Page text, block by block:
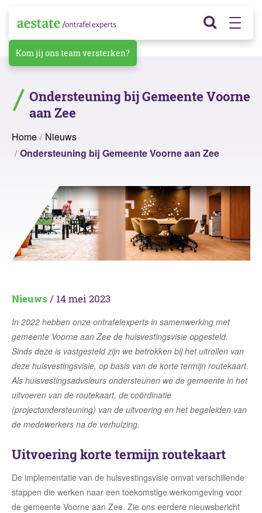
Kom jij ons team versterken?
Ondersteuning bij Gemeente Voorne
aan Zee
Home
Nieuws
Ondersteuning bij Gemeente Voorne aan Zee
Nieuws / 14 mei 2023
In 2022 hebben onze ontrafelexperts in samenwerking met
gemeente Voorne aan Zee de huisvestingsvisie opgesteld.
Sinds deze is vastgesteldzijn we betrokken bij het uitrollen van
deze huisvestingsvisie, op basis van de korte termijn routekaart.
Als huisvestingsadvsieurs ondersteunen we de gemeente in het
uitvoeren van de routekaart, de coördinatie
(projectondersteuning) van de uitvoering en het begeleiden van
de medewerkers na de verhuizing.
Uitvoering korte termijn routekaart
De implementatie van de huisvestingsvisie omvat verschillende
stappen die werken naar een toekomstige werkomgeving voor
de gemeente Voorne aan Zee. Zie ons eerdere nieuwsbericht